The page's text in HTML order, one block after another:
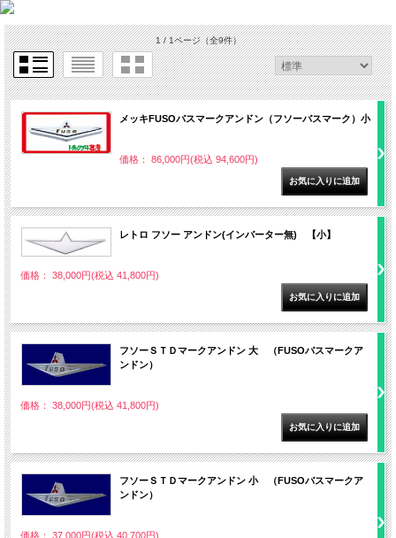
1 / 1ページ（全9件）
メッキFUSOバスマークアンドン（フソーバスマーク）小
価格： 86,000円(税込 94,600円)
レトロ フソー アンドン(インバーター無) 【小】
価格： 38,000円(税込 41,800円)
フソーＳＴＤマークアンドン 大 （FUSOバスマークア
ンドン）
価格： 38,000円(税込 41,800円)
フソーＳＴＤマークアンドン 小 （FUSOバスマークア
ンドン）
価格： 37,000円(税込 40,700円)